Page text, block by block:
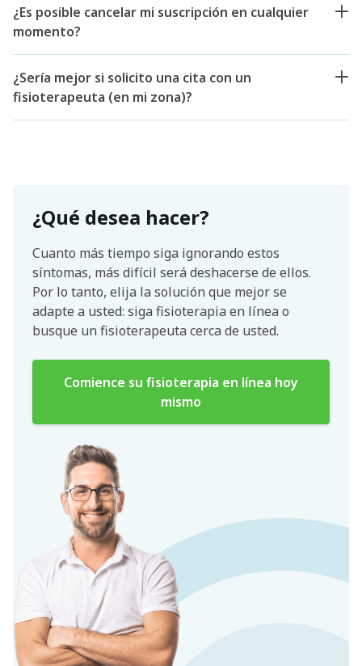
¿Es posible cancelar mi suscripción en cualquier
momento?
¿Sería mejor si solicito una cita con un
fisioterapeuta (en mi zona)?
¿Qué desea hacer?
Cuanto más tiempo siga ignorando estos
síntomas, más difícil será deshacerse de ellos.
Por lo tanto, elija la solución que mejor se
adapte a usted: siga fisioterapia en línea o
busque un fisioterapeuta cerca de usted.
Comience su fisioterapia en línea hoy
mismo